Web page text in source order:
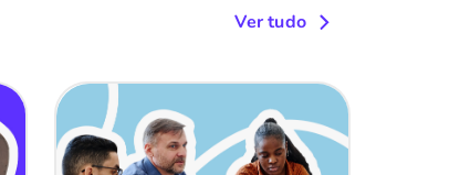
Ver tudo